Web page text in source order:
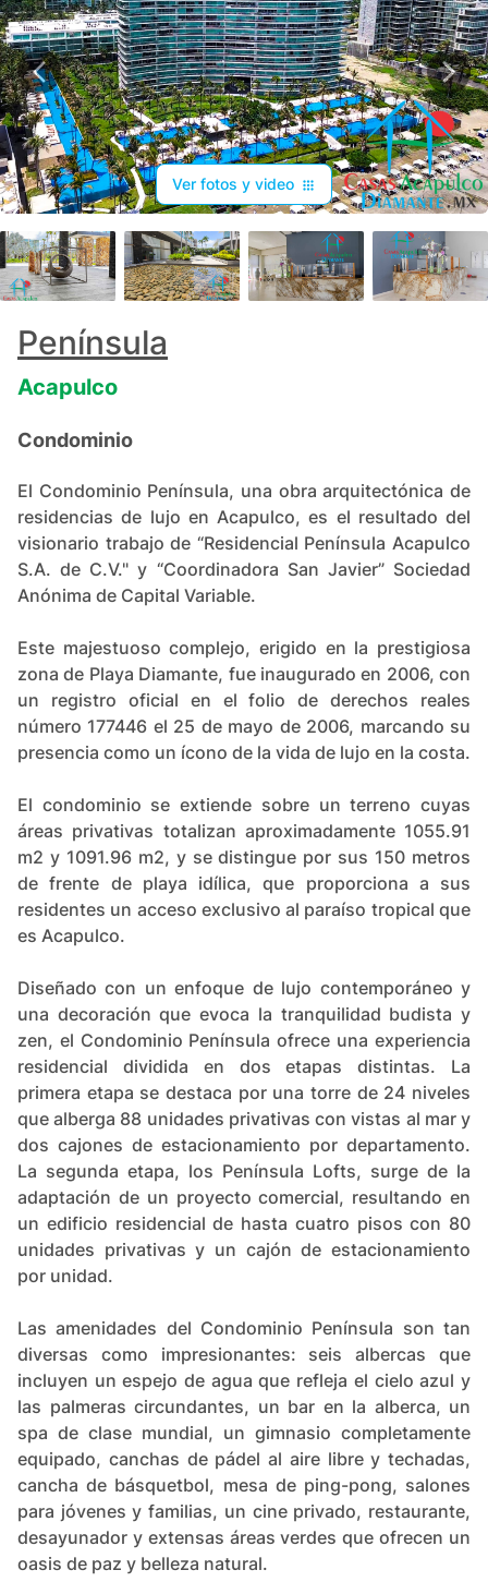
Ver fotos y video
Península
Acapulco
Condominio
El Condominio Península, una obra arquitectónica de
residencias de lujo en Acapulco, es el resultado del
visionario trabajo de “Residencial Península Acapulco
S.A. de C.V." y “Coordinadora San Javier” Sociedad
Anónima de Capital Variable.
Este majestuoso complejo, erigido en la prestigiosa
zona de Playa Diamante, fue inaugurado en 2006, con
un registro oficial en el folio de derechos reales
número 177446 el 25 de mayo de 2006, marcando su
presencia como un ícono de la vida de lujo en la costa​​.
El condominio se extiende sobre un terreno cuyas
áreas privativas totalizan aproximadamente 1055.91
m2 y 1091.96 m2​​, y se distingue por sus 150 metros
de frente de playa idílica, que proporciona a sus
residentes un acceso exclusivo al paraíso tropical que
es Acapulco.
Diseñado con un enfoque de lujo contemporáneo y
una decoración que evoca la tranquilidad budista y
zen, el Condominio Península ofrece una experiencia
residencial dividida en dos etapas distintas. La
primera etapa se destaca por una torre de 24 niveles
que alberga 88 unidades privativas con vistas al mar y
dos cajones de estacionamiento por departamento​​.
La segunda etapa, los Península Lofts, surge de la
adaptación de un proyecto comercial, resultando en
un edificio residencial de hasta cuatro pisos con 80
unidades privativas y un cajón de estacionamiento
por unidad​​.
Las amenidades del Condominio Península son tan
diversas como impresionantes: seis albercas que
incluyen un espejo de agua que refleja el cielo azul y
las palmeras circundantes, un bar en la alberca, un
spa de clase mundial, un gimnasio completamente
equipado, canchas de pádel al aire libre y techadas,
cancha de básquetbol, mesa de ping-pong, salones
para jóvenes y familias, un cine privado, restaurante,
desayunador y extensas áreas verdes que ofrecen un
oasis de paz y belleza natural.